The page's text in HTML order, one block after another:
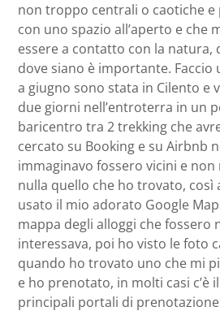
non troppo centrali o caotiche
con uno spazio all’aperto e che
essere a contatto con la natura,
dove siano è importante. Faccio
a giugno sono stata in Cilento e
due giorni nell’entroterra in un
baricentro tra 2 trekking che
cercato su Booking e su Airbnb
immaginavo fossero vicini e
nulla quello che ho trovato, così
usato il mio adorato Google
mappa degli alloggi che fossero
interessava, poi ho visto le foto
quando ho trovato uno che mi
e ho prenotato, in molti casi c’è
principali portali di